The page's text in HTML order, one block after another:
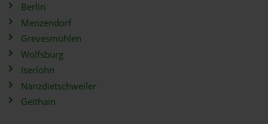
Berlin
Menzendorf
Grevesmühlen
Wolfsburg
Iserlohn
Nanzdietschweiler
Geithain